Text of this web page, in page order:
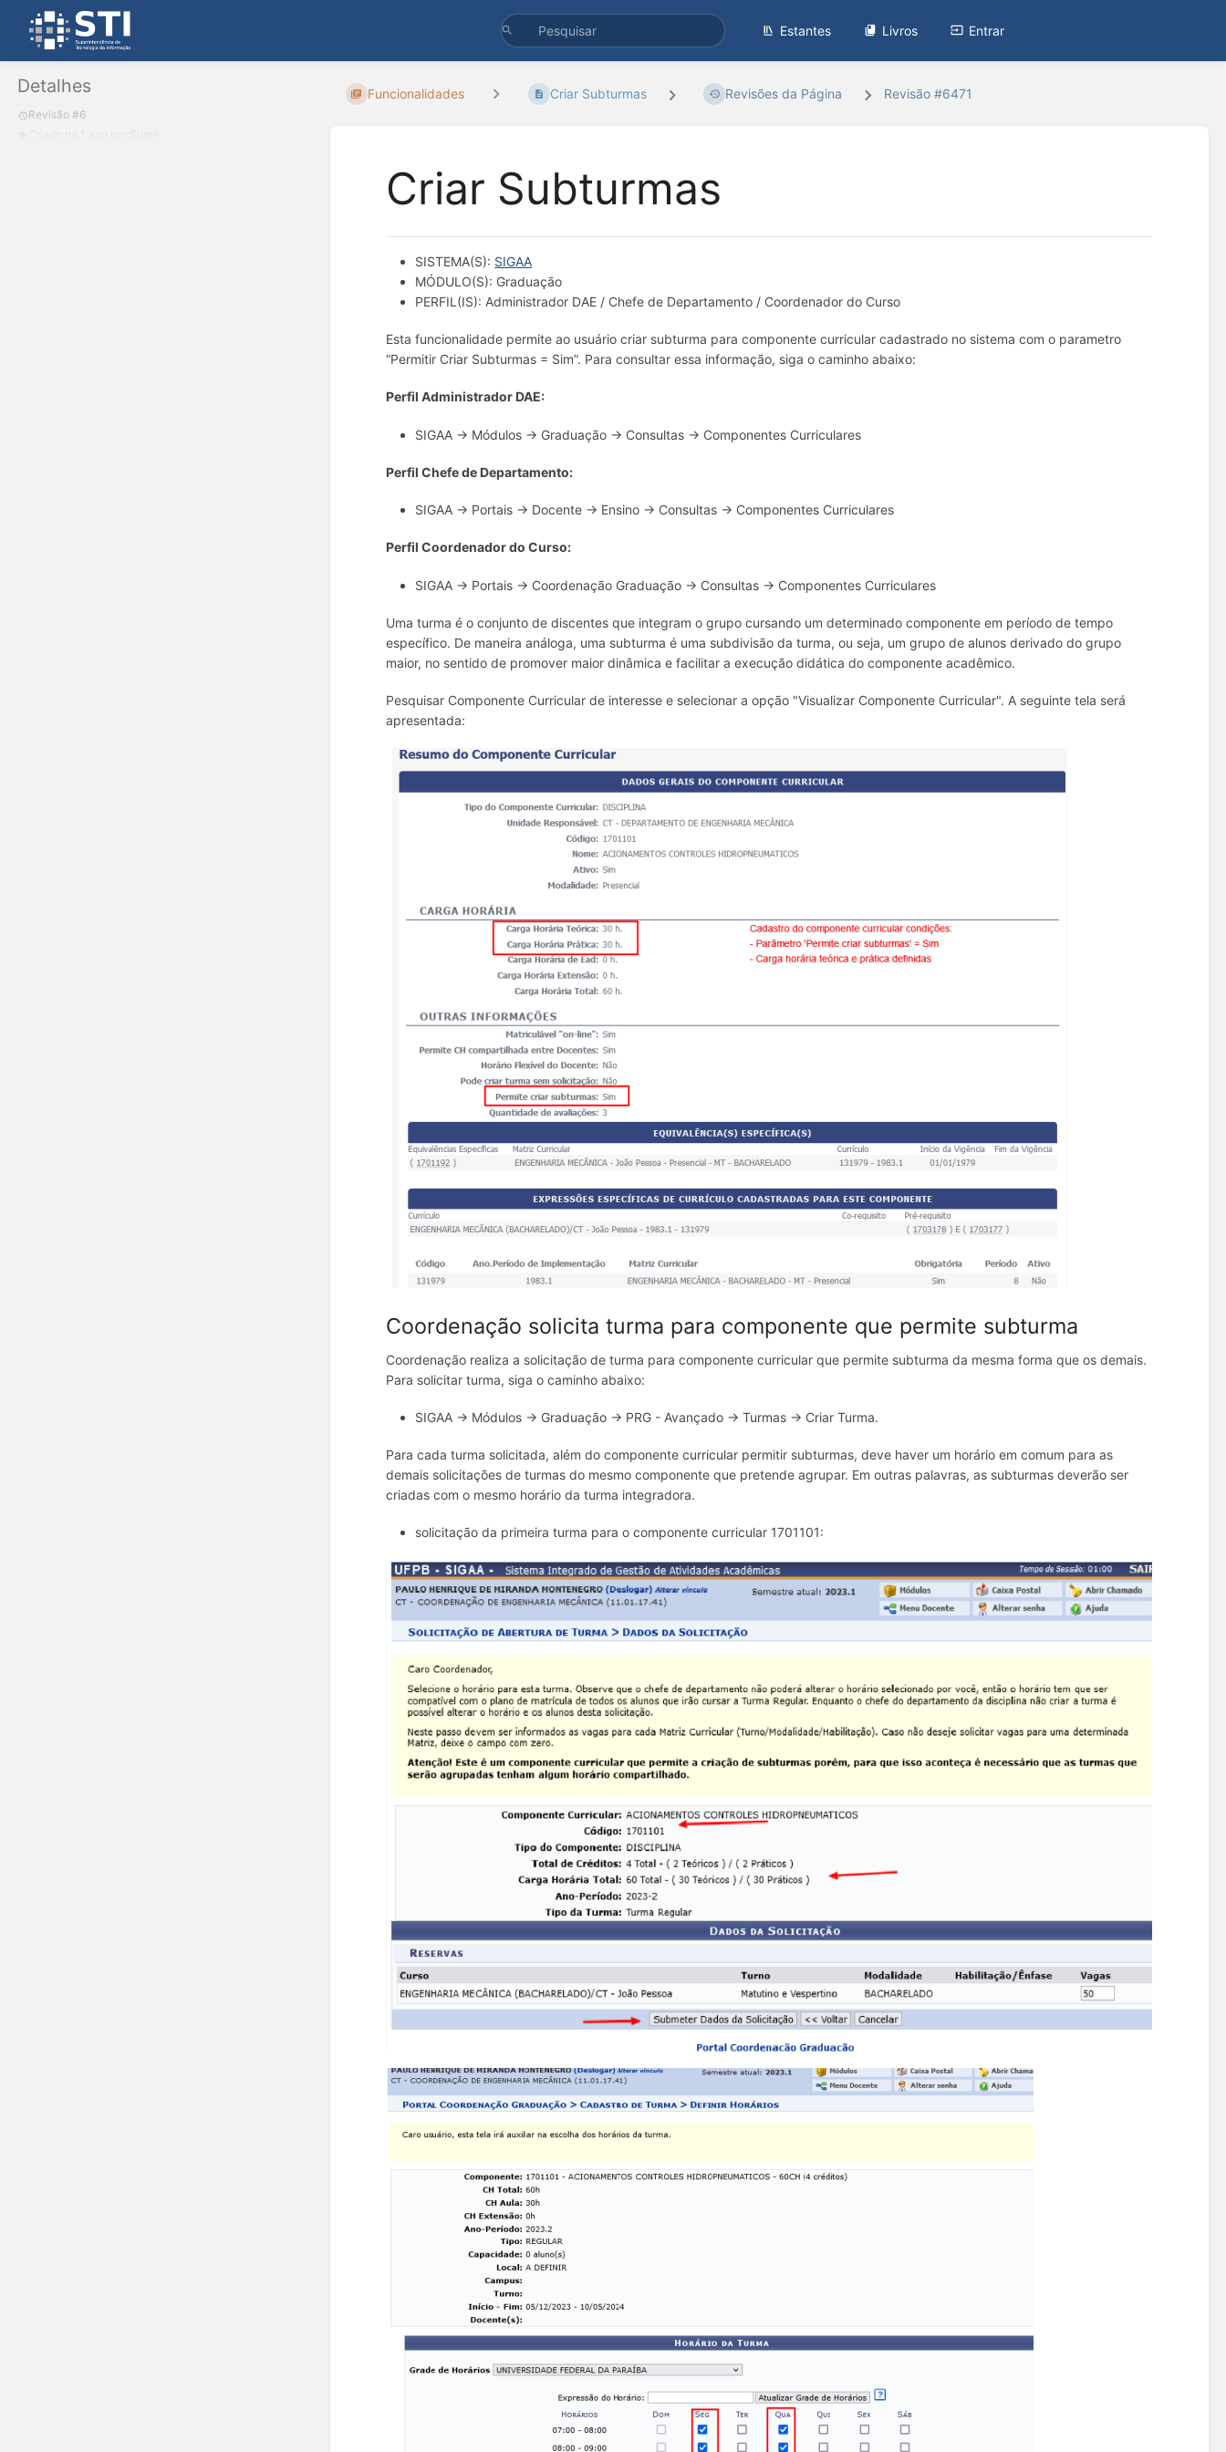
Estantes Livros Entrar
Detalhes
Revisão #6
Sumé
Funcionalidades Criar Subturmas Revisões da Página Revisão #6471
Criar Subturmas
SISTEMA(S): SIGAA
MÓDULO(S): Graduação
PERFIL(IS): Administrador DAE / Chefe de Departamento / Coordenador do Curso
Esta funcionalidade permite ao usuário criar subturma para componente curricular cadastrado no sistema com o parametro
“Permitir Criar Subturmas = Sim”. Para consultar essa informação, siga o caminho abaixo:
Perfil Administrador DAE:
SIGAA → Módulos → Graduação → Consultas → Componentes Curriculares
Perfil Chefe de Departamento:
SIGAA → Portais → Docente → Ensino → Consultas → Componentes Curriculares
Perfil Coordenador do Curso:
SIGAA → Portais → Coordenação Graduação → Consultas → Componentes Curriculares
Uma turma é o conjunto de discentes que integram o grupo cursando um determinado componente em período de tempo
específico. De maneira análoga, uma subturma é uma subdivisão da turma, ou seja, um grupo de alunos derivado do grupo
maior, no sentido de promover maior dinâmica e facilitar a execução didática do componente acadêmico.
Pesquisar Componente Curricular de interesse e selecionar a opção "Visualizar Componente Curricular". A seguinte tela será
apresentada:
Coordenação solicita turma para componente que permite subturma
Coordenação realiza a solicitação de turma para componente curricular que permite subturma da mesma forma que os demais.
Para solicitar turma, siga o caminho abaixo:
SIGAA → Módulos → Graduação → PRG - Avançado → Turmas → Criar Turma.
Para cada turma solicitada, além do componente curricular permitir subturmas, deve haver um horário em comum para as
demais solicitações de turmas do mesmo componente que pretende agrupar. Em outras palavras, as subturmas deverão ser
criadas com o mesmo horário da turma integradora.
solicitação da primeira turma para o componente curricular 1701101: